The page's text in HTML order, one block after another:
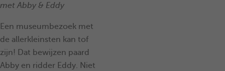
met Abby & Eddy
Een museumbezoek met
de allerkleinsten kan tof
zijn! Dat bewijzen paard
Abby en ridder Eddy. Niet